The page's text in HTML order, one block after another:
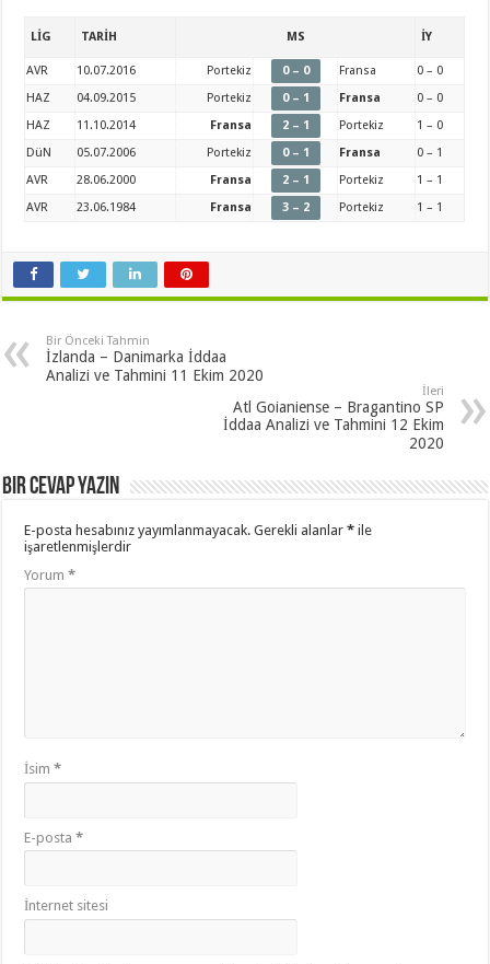
LİG TARİH MS İY
AVR 10.07.2016 Portekiz 0 – 0 Fransa
0 – 0
HAZ
04.09.2015 Portekiz 0 – 1 Fransa
0 – 0
HAZ
11.10.2014 Fransa 2 – 1 Portekiz
1 – 0
DüN
05.07.2006 Portekiz 0 – 1 Fransa
0 – 1
AVR
28.06.2000 Fransa 2 – 1 Portekiz
1 – 1
AVR
23.06.1984 Fransa 3 – 2 Portekiz 1 – 1
Bir Önceki Tahmin
İzlanda – Danimarka İddaa
Analizi ve Tahmini 11 Ekim 2020
İleri
Atl Goianiense – Bragantino SP
İddaa Analizi ve Tahmini 12 Ekim
2020
Bir cevap yazın
E-posta hesabınız yayımlanmayacak. Gerekli alanlar* ile
işaretlenmişlerdir
Yorum*
İsim*
E-posta*
İnternet sitesi